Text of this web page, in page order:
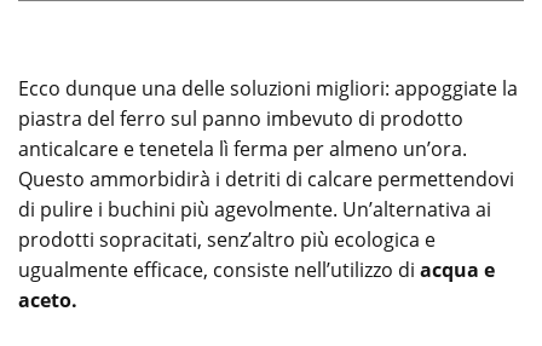
Ecco dunque una delle soluzioni migliori: appoggiate la
piastra del ferro sul panno imbevuto di prodotto
anticalcare e tenetela lì ferma per almeno un’ora.
Questo ammorbidirà i detriti di calcare permettendovi
di pulire i buchini più agevolmente. Un’alternativa ai
prodotti sopracitati, senz’altro più ecologica e
ugualmente efficace, consiste nell’utilizzo di acqua e
aceto.